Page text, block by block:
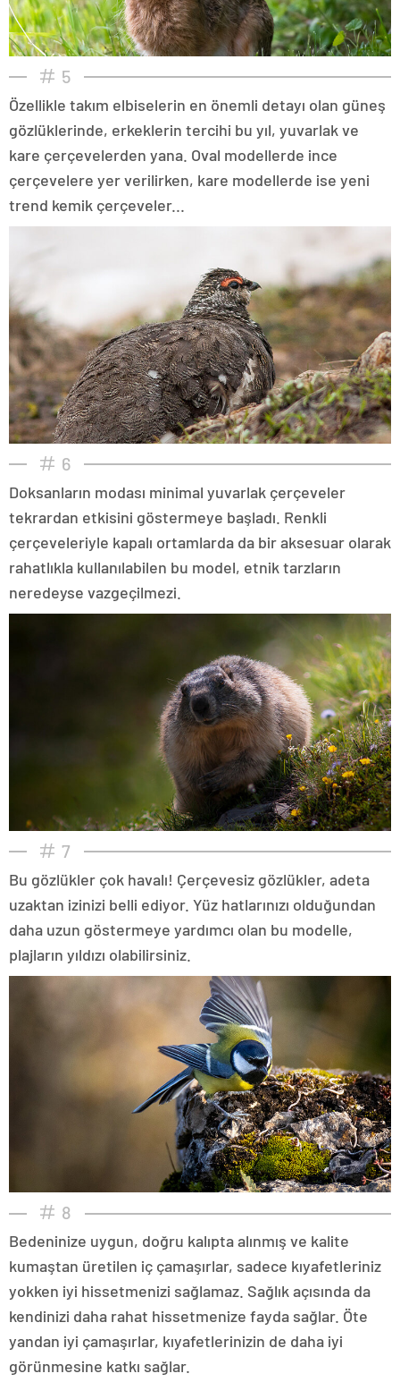
5
Özellikle takım elbiselerin en önemli detayı olan güneş
gözlüklerinde, erkeklerin tercihi bu yıl, yuvarlak ve
kare çerçevelerden yana. Oval modellerde ince
çerçevelere yer verilirken, kare modellerde ise yeni
trend kemik çerçeveler...
6
Doksanların modası minimal yuvarlak çerçeveler
tekrardan etkisini göstermeye başladı. Renkli
çerçeveleriyle kapalı ortamlarda da bir aksesuar olarak
rahatlıkla kullanılabilen bu model, etnik tarzların
neredeyse vazgeçilmezi.
7
Bu gözlükler çok havalı! Çerçevesiz gözlükler, adeta
uzaktan izinizi belli ediyor. Yüz hatlarınızı olduğundan
daha uzun göstermeye yardımcı olan bu modelle,
plajların yıldızı olabilirsiniz.
8
Bedeninize uygun, doğru kalıpta alınmış ve kalite
kumaştan üretilen iç çamaşırlar, sadece kıyafetleriniz
yokken iyi hissetmenizi sağlamaz. Sağlık açısında da
kendinizi daha rahat hissetmenize fayda sağlar. Öte
yandan iyi çamaşırlar, kıyafetlerinizin de daha iyi
görünmesine katkı sağlar.